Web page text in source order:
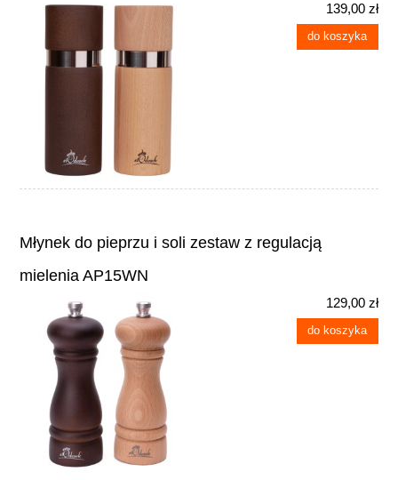
139,00 zł
do koszyka
Młynek do pieprzu i soli zestaw z regulacją
mielenia AP15WN
129,00 zł
do koszyka